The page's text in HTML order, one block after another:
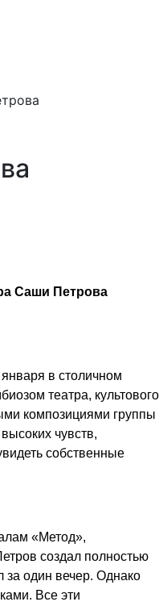
Саши Петрова
в столичном
театра, культового
композициями группы
чувств,
собственные
«Метод»,
создал полностью
один вечер. Однако
Все эти